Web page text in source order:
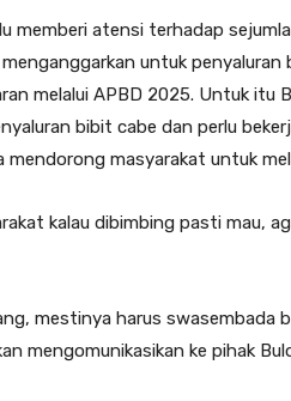
memberi atensi terhadap
untuk
melalui APBD 2025. Untuk itu
bibit cabe dan perlu
mendorong masyarakat untuk
kalau dibimbing pasti mau,
mestinya harus
mengomunikasikan ke pihak